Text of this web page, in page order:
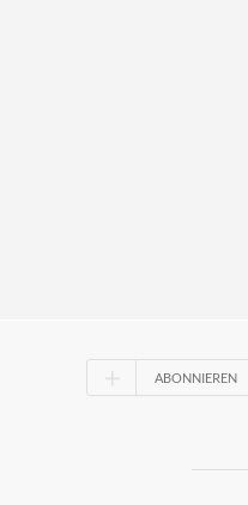
ABONNIEREN